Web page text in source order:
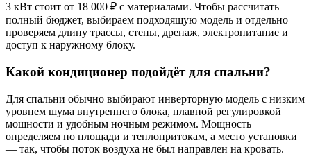
3 кВт стоит от 18 000 ₽ с материалами. Чтобы рассчитать
полный бюджет, выбираем подходящую модель и отдельно
проверяем длину трассы, стены, дренаж, электропитание и
доступ к наружному блоку.
Какой кондиционер подойдёт для спальни?
Для спальни обычно выбирают инверторную модель с низким
уровнем шума внутреннего блока, плавной регулировкой
мощности и удобным ночным режимом. Мощность
определяем по площади и теплопритокам, а место установки
— так, чтобы поток воздуха не был направлен на кровать.